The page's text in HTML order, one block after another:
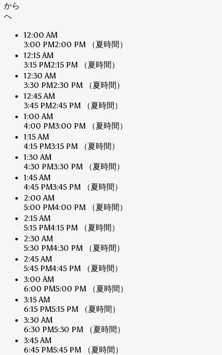
から
へ
12:00 AM
3:00 PM2:00 PM
（夏時間）
12:15 AM
3:15 PM2:15 PM
（夏時間）
12:30 AM
3:30 PM2:30 PM
（夏時間）
12:45 AM
3:45 PM2:45 PM
（夏時間）
1:00 AM
4:00 PM3:00 PM
（夏時間）
1:15 AM
4:15 PM3:15 PM
（夏時間）
1:30 AM
4:30 PM3:30 PM
（夏時間）
1:45 AM
4:45 PM3:45 PM
（夏時間）
2:00 AM
5:00 PM4:00 PM
（夏時間）
2:15 AM
5:15 PM4:15 PM
（夏時間）
2:30 AM
5:30 PM4:30 PM
（夏時間）
2:45 AM
5:45 PM4:45 PM
（夏時間）
3:00 AM
6:00 PM5:00 PM
（夏時間）
3:15 AM
6:15 PM5:15 PM
（夏時間）
3:30 AM
6:30 PM5:30 PM
（夏時間）
3:45 AM
6:45 PM5:45 PM
（夏時間）